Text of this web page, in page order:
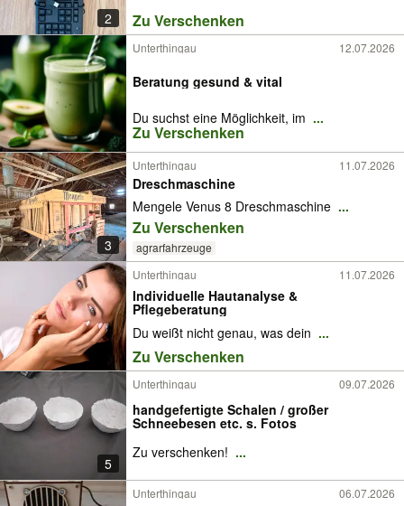
2 Zu Verschenken
Unterthingau 12.07.2026
Beratung gesund & vital
Du suchst eine Möglichkeit, im ...
Zu Verschenken
3
Unterthingau 11.07.2026
Dreschmaschine
Mengele Venus 8 Dreschmaschine ...
Zu Verschenken
agrarfahrzeuge
Unterthingau
11.07.2026
Individuelle Hautanalyse &
Pflegeberatung
Du weißt nicht genau, was dein ...
Zu Verschenken
5
Unterthingau 09.07.2026
handgefertigte Schalen / großer
Schneebesen etc. s. Fotos
Zu verschenken! ...
Unterthingau 06.07.2026